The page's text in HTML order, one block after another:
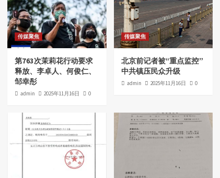
传媒聚焦
第763次茉莉花行动要求
释放、李卓人、何俊仁、
邹幸彤
admin 2025年11月16日 0
传媒聚焦
北京前记者被“重点监控”
中共镇压民众升级
admin 2025年11月16日 0